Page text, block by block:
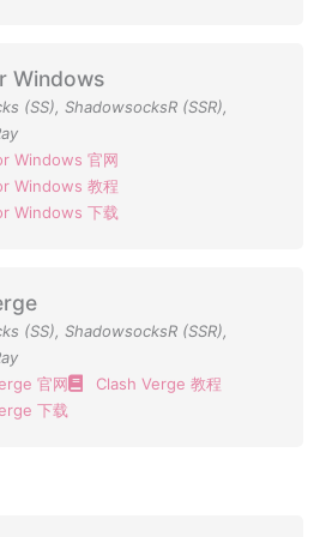
Windows
(SS), ShadowsocksR (SSR),
Windows 官网
Windows 教程
Windows 下载
(SS), ShadowsocksR (SSR),
官网
Clash Verge 教程
下载